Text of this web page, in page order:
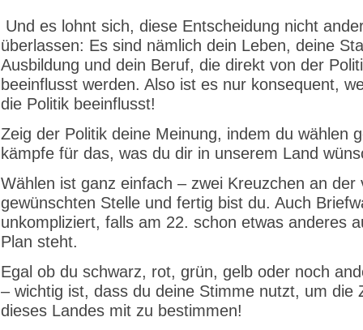
Und es lohnt sich, diese Entscheidung nicht
überlassen: Es sind nämlich dein Leben, deine
Ausbildung und dein Beruf, die direkt von der
beeinflusst werden. Also ist es nur konsequent,
die Politik beeinflusst!
Zeig der Politik deine Meinung, indem du wählen
kämpfe für das, was du dir in unserem Land
Wählen ist ganz einfach – zwei Kreuzchen an der
gewünschten Stelle und fertig bist du. Auch
unkompliziert, falls am 22. schon etwas anderes
Plan steht.
Egal ob du schwarz, rot, grün, gelb oder noch
– wichtig ist, dass du deine Stimme nutzt, um die
dieses Landes mit zu bestimmen!